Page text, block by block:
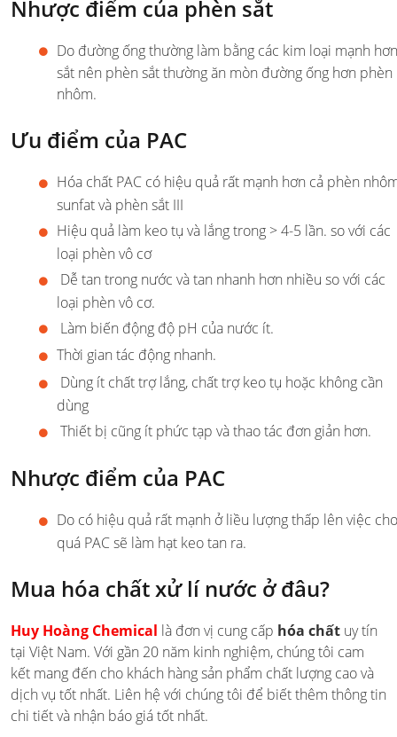
Nhược điểm của phèn sắt
Do đường ống thường làm bằng các kim loại mạnh hơn
sắt nên phèn sắt thường ăn mòn đường ống hơn phèn
nhôm.
Ưu điểm của PAC
Hóa chất PAC có hiệu quả rất mạnh hơn cả phèn
sunfat và phèn sắt III
Hiệu quả làm keo tụ và lắng trong > 4-5 lần. so với các
loại phèn vô cơ
Dễ tan trong nước và tan nhanh hơn nhiều so với các
loại phèn vô cơ.
Làm biến động độ pH của nước ít.
Thời gian tác động nhanh.
Dùng ít chất trợ lắng, chất trợ keo tụ hoặc không cần
dùng
Thiết bị cũng ít phức tạp và thao tác đơn giản hơn.
Nhược điểm của PAC
Do có hiệu quả rất mạnh ở liều lượng thấp lên việc cho
quá PAC sẽ làm hạt keo tan ra.
Mua hóa chất xử lí nước ở đâu?
Huy Hoàng Chemical là đơn vị cung cấp hóa chất uy tín
tại Việt Nam. Với gần 20 năm kinh nghiệm, chúng tôi cam
kết mang đến cho khách hàng sản phẩm chất lượng cao và
dịch vụ tốt nhất. Liên hệ với chúng tôi để biết thêm thông tin
chi tiết và nhận báo giá tốt nhất.